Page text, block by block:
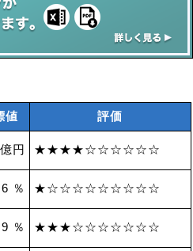
値 評価
円 ★★★★☆☆☆☆☆☆
％ ★☆☆☆☆☆☆☆☆☆
％ ★★★☆☆☆☆☆☆☆